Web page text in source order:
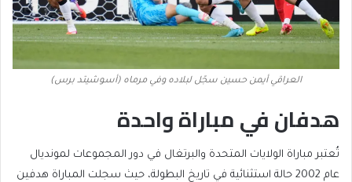
العراقي أيمن حسين سجّل لبلاده وفي مرماه (أسوشيتد برس)
هدفان في مباراة واحدة
تُعتبر مباراة الولايات المتحدة والبرتغال في دور المجموعات لمونديال
عام 2002 حالة استثنائية في تاريخ البطولة، حيث سجلت المباراة هدفين